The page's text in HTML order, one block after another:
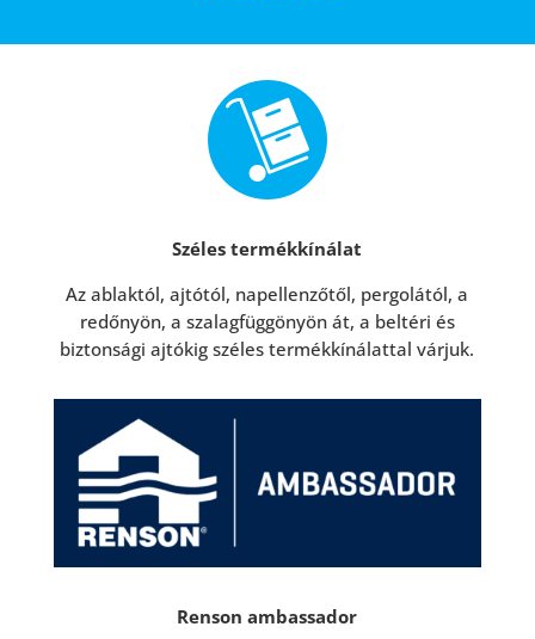
Széles termékkínálat
Az ablaktól, ajtótól, napellenzőtől, pergolától, a
redőnyön, a szalagfüggönyön át, a beltéri és
biztonsági ajtókig széles termékkínálattal várjuk.
Renson ambassador